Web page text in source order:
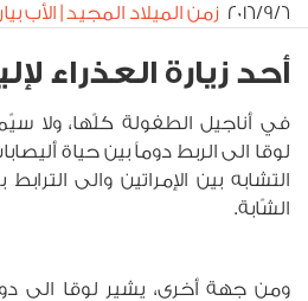
٦‏/٩‏/٢٠١٦ زمن الميلاد المجيد | الأب
أحد زيارة العذراء
في أناجيل الطفولة كلّها، ولا
لوقا الى الربط دوماً بين حياة
التشابه بين الإمراتين والى
الشّابة.
ومن جهة أخرى، يشير لوقا الى